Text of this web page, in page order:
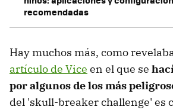
recomendadas
Hay muchos más, como
artículo de Vice en el que se
por algunos de los más
del 'skull-breaker challenge' es